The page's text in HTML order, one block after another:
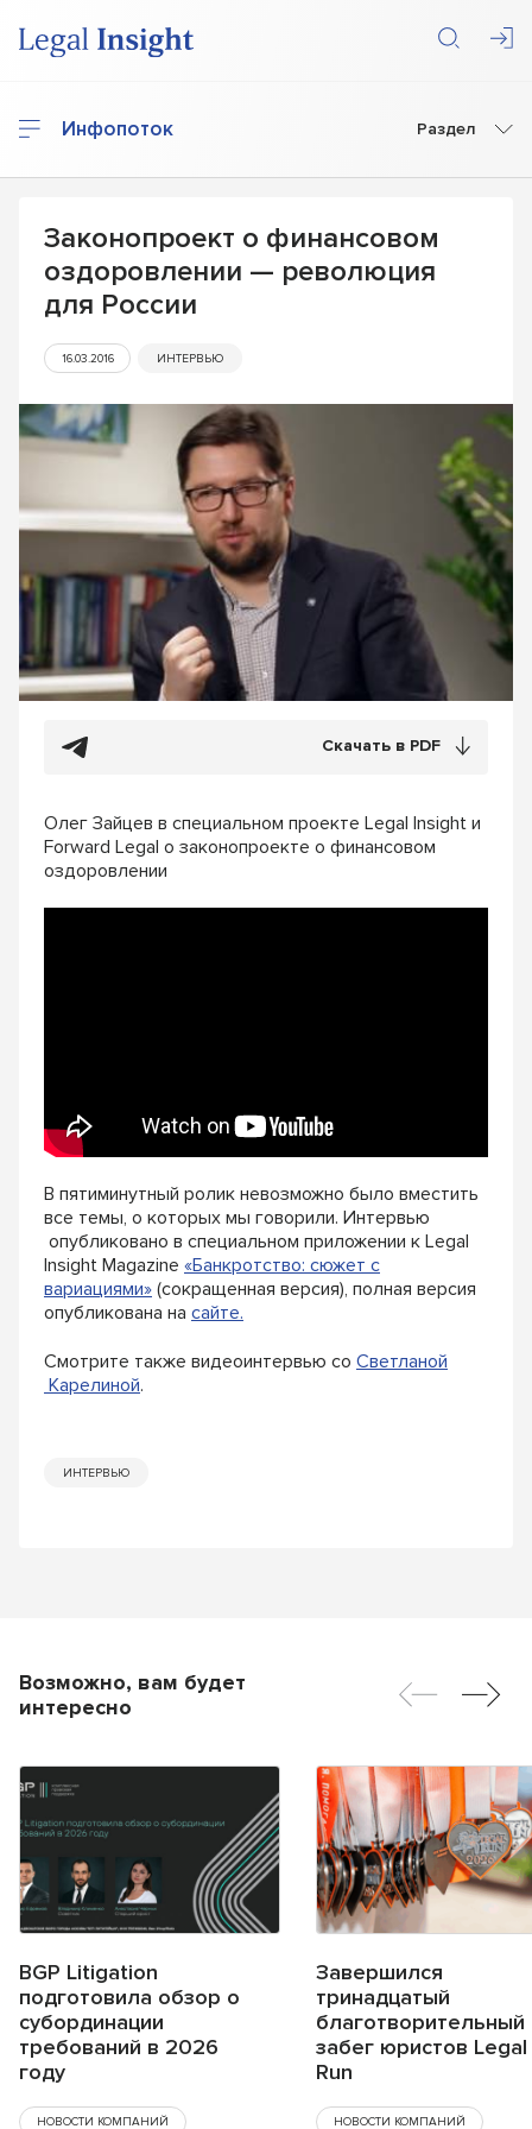
Инфопоток Раздел
Законопроект о финансовом
оздоровлении — революция
для России
16.03.2016 ИНТЕРВЬЮ
Скачать в PDF
Олег Зайцев в специальном проекте Legal Insight и
Forward Legal о законопроекте о финансовом
оздоровлении
В пятиминутный ролик невозможно было вместить
все темы, о которых мы говорили. Интервью
опубликовано в специальном приложении к Legal
Insight Magazine «Банкротство: сюжет с
вариациями» (сокращенная версия), полная версия
опубликована на сайте.
Смотрите также видеоинтервью со Светланой
Карелиной.
ИНТЕРВЬЮ
Возможно, вам будет
интересно
BGP Litigation
подготовила обзор о
субординации
требований в 2026
году
НОВОСТИ КОМПАНИЙ
Завершился
тринадцатый
благотворительный
забег юристов Legal
Run
НОВОСТИ КОМПАНИЙ